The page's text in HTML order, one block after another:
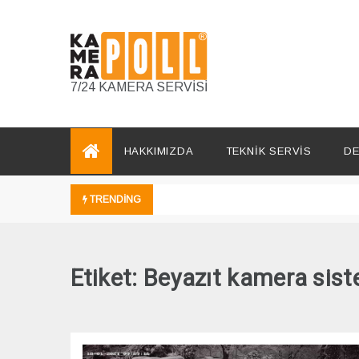
7/24 KAMERA SERVİSİ
HAKKIMIZDA TEKNİK SERVİS
TRENDING
Etiket: Beyazıt kamera